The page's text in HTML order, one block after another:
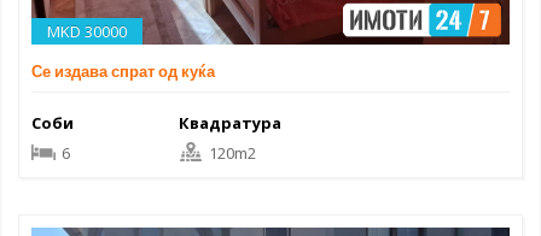
MKD 30000
Се издава спрат од куќа
Соби
6
Квадратура
120m2